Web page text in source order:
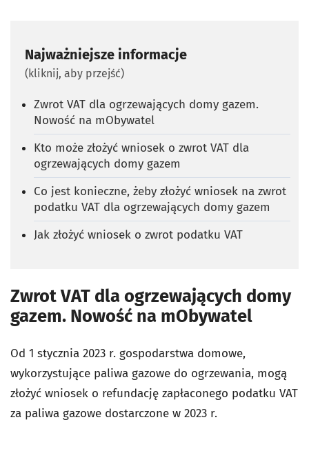
Najważniejsze informacje
(kliknij, aby przejść)
Zwrot VAT dla ogrzewających domy gazem.
Nowość na mObywatel
Kto może złożyć wniosek o zwrot VAT dla
ogrzewających domy gazem
Co jest konieczne, żeby złożyć wniosek na zwrot
podatku VAT dla ogrzewających domy gazem
Jak złożyć wniosek o zwrot podatku VAT
Zwrot VAT dla ogrzewających domy
gazem. Nowość na mObywatel
Od 1 stycznia 2023 r. gospodarstwa domowe,
wykorzystujące paliwa gazowe do ogrzewania, mogą
złożyć wniosek o refundację zapłaconego podatku VAT
za paliwa gazowe dostarczone w 2023 r.